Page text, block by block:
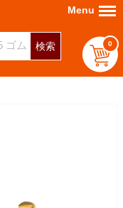
検索 0
Menu Menu